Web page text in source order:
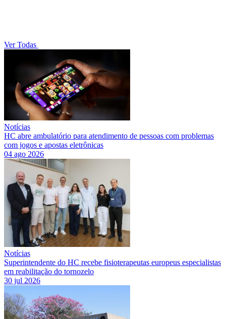
Ver Todas
Notícias
HC abre ambulatório para atendimento de pessoas com problemas
com jogos e apostas eletrônicas
04 ago 2026
Notícias
Superintendente do HC recebe fisioterapeutas europeus especialistas
em reabilitação do tornozelo
30 jul 2026